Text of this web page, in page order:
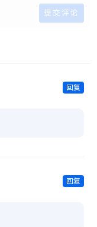
回复
回复